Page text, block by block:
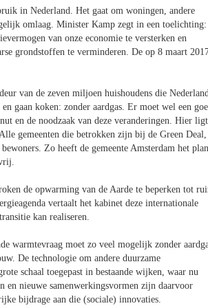
in Nederland. Het gaat om woningen, andere
omlaag. Minister Kamp zegt in een toelichting:
van onze economie te versterken en
grondstoffen te verminderen. De op 8 maart
van de zeven miljoen huishoudens die Nederland
gaan koken: zonder aardgas. Er moet wel een
en de noodzaak van deze veranderingen. Hier ligt
gemeenten die betrokken zijn bij de Green Deal,
Zo heeft de gemeente Amsterdam het plan
de opwarming van de Aarde te beperken tot
vertaalt het kabinet deze internationale
kan realiseren.
warmtevraag moet zo veel mogelijk zonder
De technologie om andere duurzame
schaal toegepast in bestaande wijken, waar nu
nieuwe samenwerkingsvormen zijn daarvoor
bijdrage aan die (sociale) innovaties.